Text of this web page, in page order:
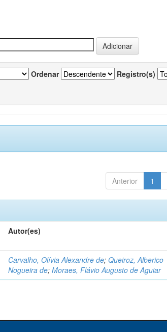
Ordenar Registro(s)
Anterior 1
Autor(es)
Carvalho, Olívia Alexandre de;Queiroz, Alberico
Nogueira de;Moraes, Flávio Augusto de Aguiar